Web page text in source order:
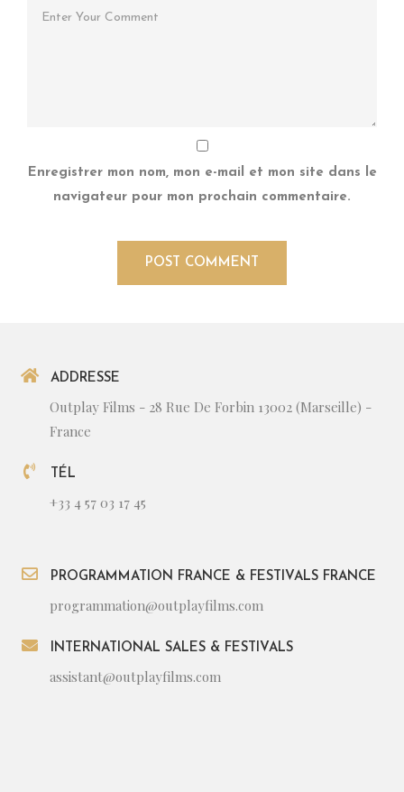
Enregistrer mon nom, mon e-mail et mon site dans le
navigateur pour mon prochain commentaire.
ADDRESSE
Outplay Films - 28 Rue De Forbin 13002 (Marseille) -
France
TÉL
+33 4 57 03 17 45
PROGRAMMATION FRANCE & FESTIVALS FRANCE
programmation@outplayfilms.com
INTERNATIONAL SALES & FESTIVALS
assistant@outplayfilms.com